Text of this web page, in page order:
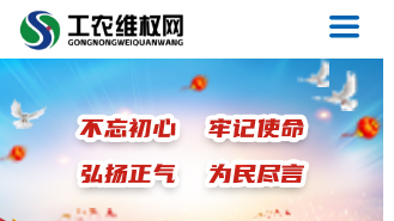
끀
首页
要闻
维权